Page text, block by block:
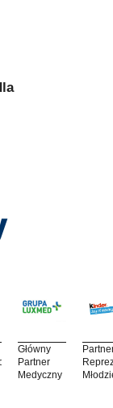
Główny
Partner
Medyczny